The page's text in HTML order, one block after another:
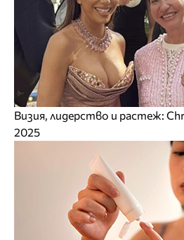
Визия, лидерство и растеж:
2025